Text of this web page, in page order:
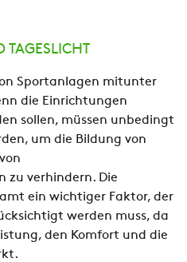
TAGESLICHT
Sportanlagen mitunter
die Einrichtungen
sollen, müssen unbedingt
um die Bildung von
zu verhindern. Die
ein wichtiger Faktor, der
werden muss, da
den Komfort und die